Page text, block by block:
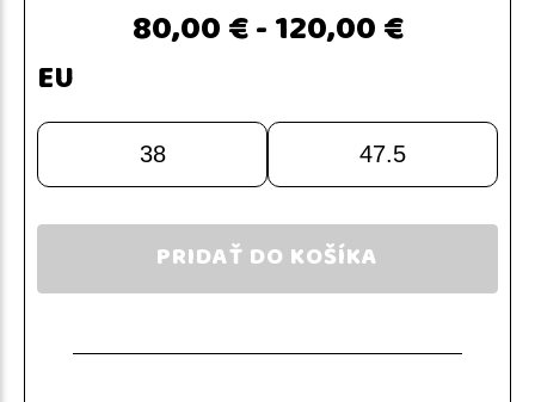
80,00 €-120,00 €
EU
38 47.5
PRIDAŤ DO KOŠÍKA